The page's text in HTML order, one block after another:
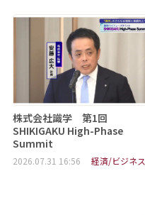
株式会社識学 第1回
SHIKIGAKU High-Phase
Summit
2026.07.31 16:56 経済/ビジネス